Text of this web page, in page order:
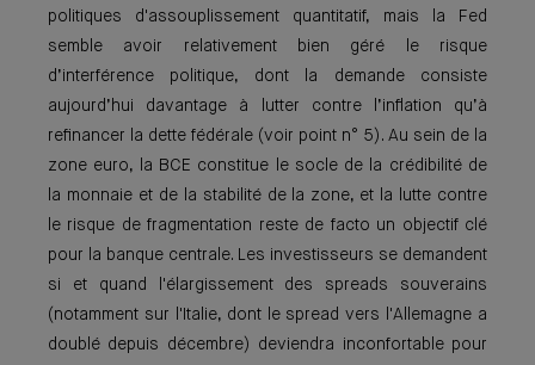
politiques d'assouplissement quantitatif, mais la Fed
semble avoir relativement bien géré le risque
d’interférence politique, dont la demande consiste
aujourd’hui davantage à lutter contre l’inflation qu’à
refinancer la dette fédérale (voir point n° 5). Au sein de la
zone euro, la BCE constitue le socle de la crédibilité de
la monnaie et de la stabilité de la zone, et la lutte contre
le risque de fragmentation reste de facto un objectif clé
pour la banque centrale. Les investisseurs se demandent
si et quand l'élargissement des spreads souverains
(notamment sur l'Italie, dont le spread vers l'Allemagne a
doublé depuis décembre) deviendra inconfortable pour